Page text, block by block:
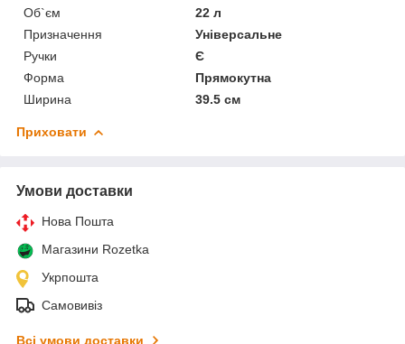
Об`єм
22 л
Призначення
Універсальне
Ручки
Є
Форма
Прямокутна
Ширина
39.5 см
Приховати
Умови доставки
Нова Пошта
Магазини Rozetka
Укрпошта
Самовивіз
Всі умови доставки